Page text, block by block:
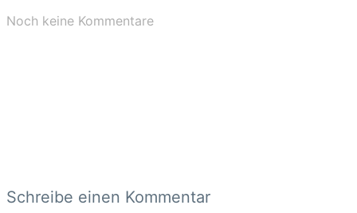
Noch keine Kommentare
Schreibe einen Kommentar